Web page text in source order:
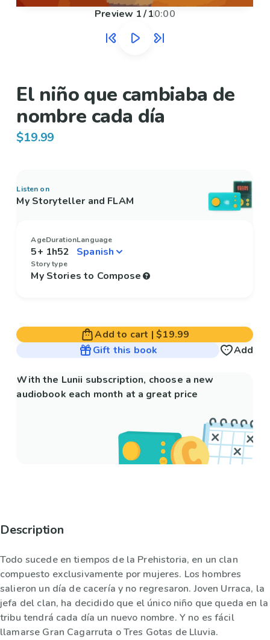
Preview 1/10:00
El niño que cambiaba de
nombre cada día
$19.99
Listen on
My Storyteller and FLAM
Age
5+
Duration
1h52
Language
Story type
My Stories to Compose
Add to cart |$19.99
Gift this book
Add
With the Lunii subscription, choose a new
audiobook each month at a great price
Description
Todo sucede en tiempos de la Prehistoria, en un clan
compuesto exclusivamente por mujeres. Los hombres
salieron un día de cacería y no regresaron. Joven Urraca, la
jefa del clan, ha decidido que el único niño que queda en la
tribu tendrá cada día un nuevo nombre. Y no es fácil
llamarse Gran Cagarruta o Tres Gotas de Lluvia.